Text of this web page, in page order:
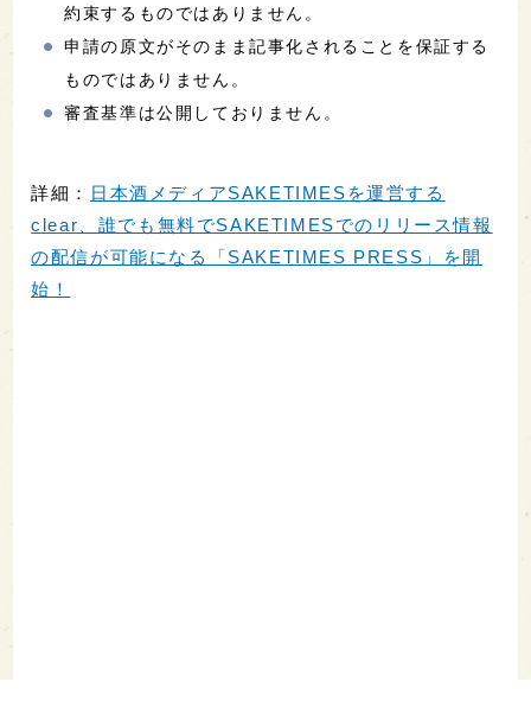
約束するものではありません。
申請の原文がそのまま記事化されることを保証する
ものではありません。
審査基準は公開しておりません。
詳細： 日本酒メディアSAKETIMESを運営する
clear、誰でも無料でSAKETIMESでのリリース情報
の配信が可能になる「SAKETIMES PRESS」を開
始！